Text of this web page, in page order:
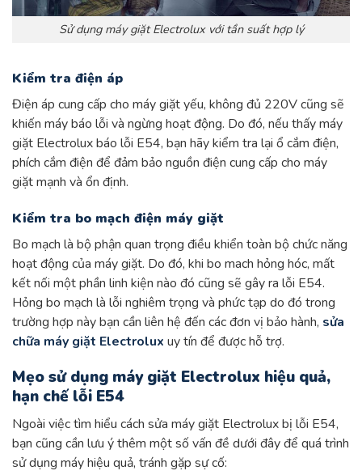
Sử dụng máy giặt Electrolux với tần suất hợp lý
Kiểm tra điện áp
Điện áp cung cấp cho máy giặt yếu, không đủ 220V cũng sẽ
khiến máy báo lỗi và ngừng hoạt động. Do đó, nếu thấy máy
giặt Electrolux báo lỗi E54, bạn hãy kiểm tra lại ổ cắm điện,
phích cắm điện để đảm bảo nguồn điện cung cấp cho máy
giặt mạnh và ổn định.
Kiểm tra bo mạch điện máy giặt
Bo mạch là bộ phận quan trọng điều khiển toàn bộ chức năng
hoạt động của máy giặt. Do đó, khi bo mach hỏng hóc, mất
kết nối một phần linh kiện nào đó cũng sẽ gây ra lỗi E54.
Hỏng bo mạch là lỗi nghiêm trọng và phức tạp do đó trong
trường hợp này bạn cần liên hệ đến các đơn vị bảo hành, sửa
chữa máy giặt Electrolux uy tín để được hỗ trợ.
Mẹo sử dụng máy giặt Electrolux hiệu quả,
hạn chế lỗi E54
Ngoài việc tìm hiểu cách sửa máy giặt Electrolux bị lỗi E54,
bạn cũng cần lưu ý thêm một số vấn đề dưới đây để quá trình
sử dụng máy hiệu quả, tránh gặp sự cố: